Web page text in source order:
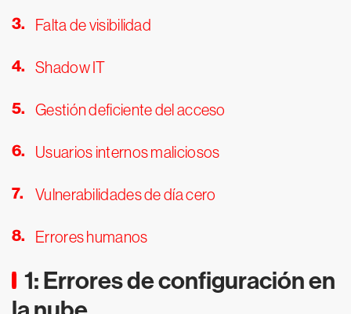
Falta de visibilidad
Shadow IT
Gestión deficiente del acceso
Usuarios internos maliciosos
Vulnerabilidades de día cero
Errores humanos
1: Errores de configuración en